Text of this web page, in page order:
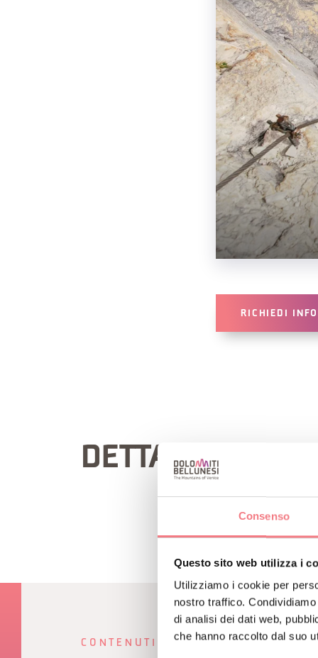
Consenso
Questo sito web utilizza i
Utilizziamo i cookie per
nostro traffico.
di analisi dei dati web,
che hanno raccolto dal suo
RICHIEDI
DETTAGLIO
CONTENUTI CORRELATI